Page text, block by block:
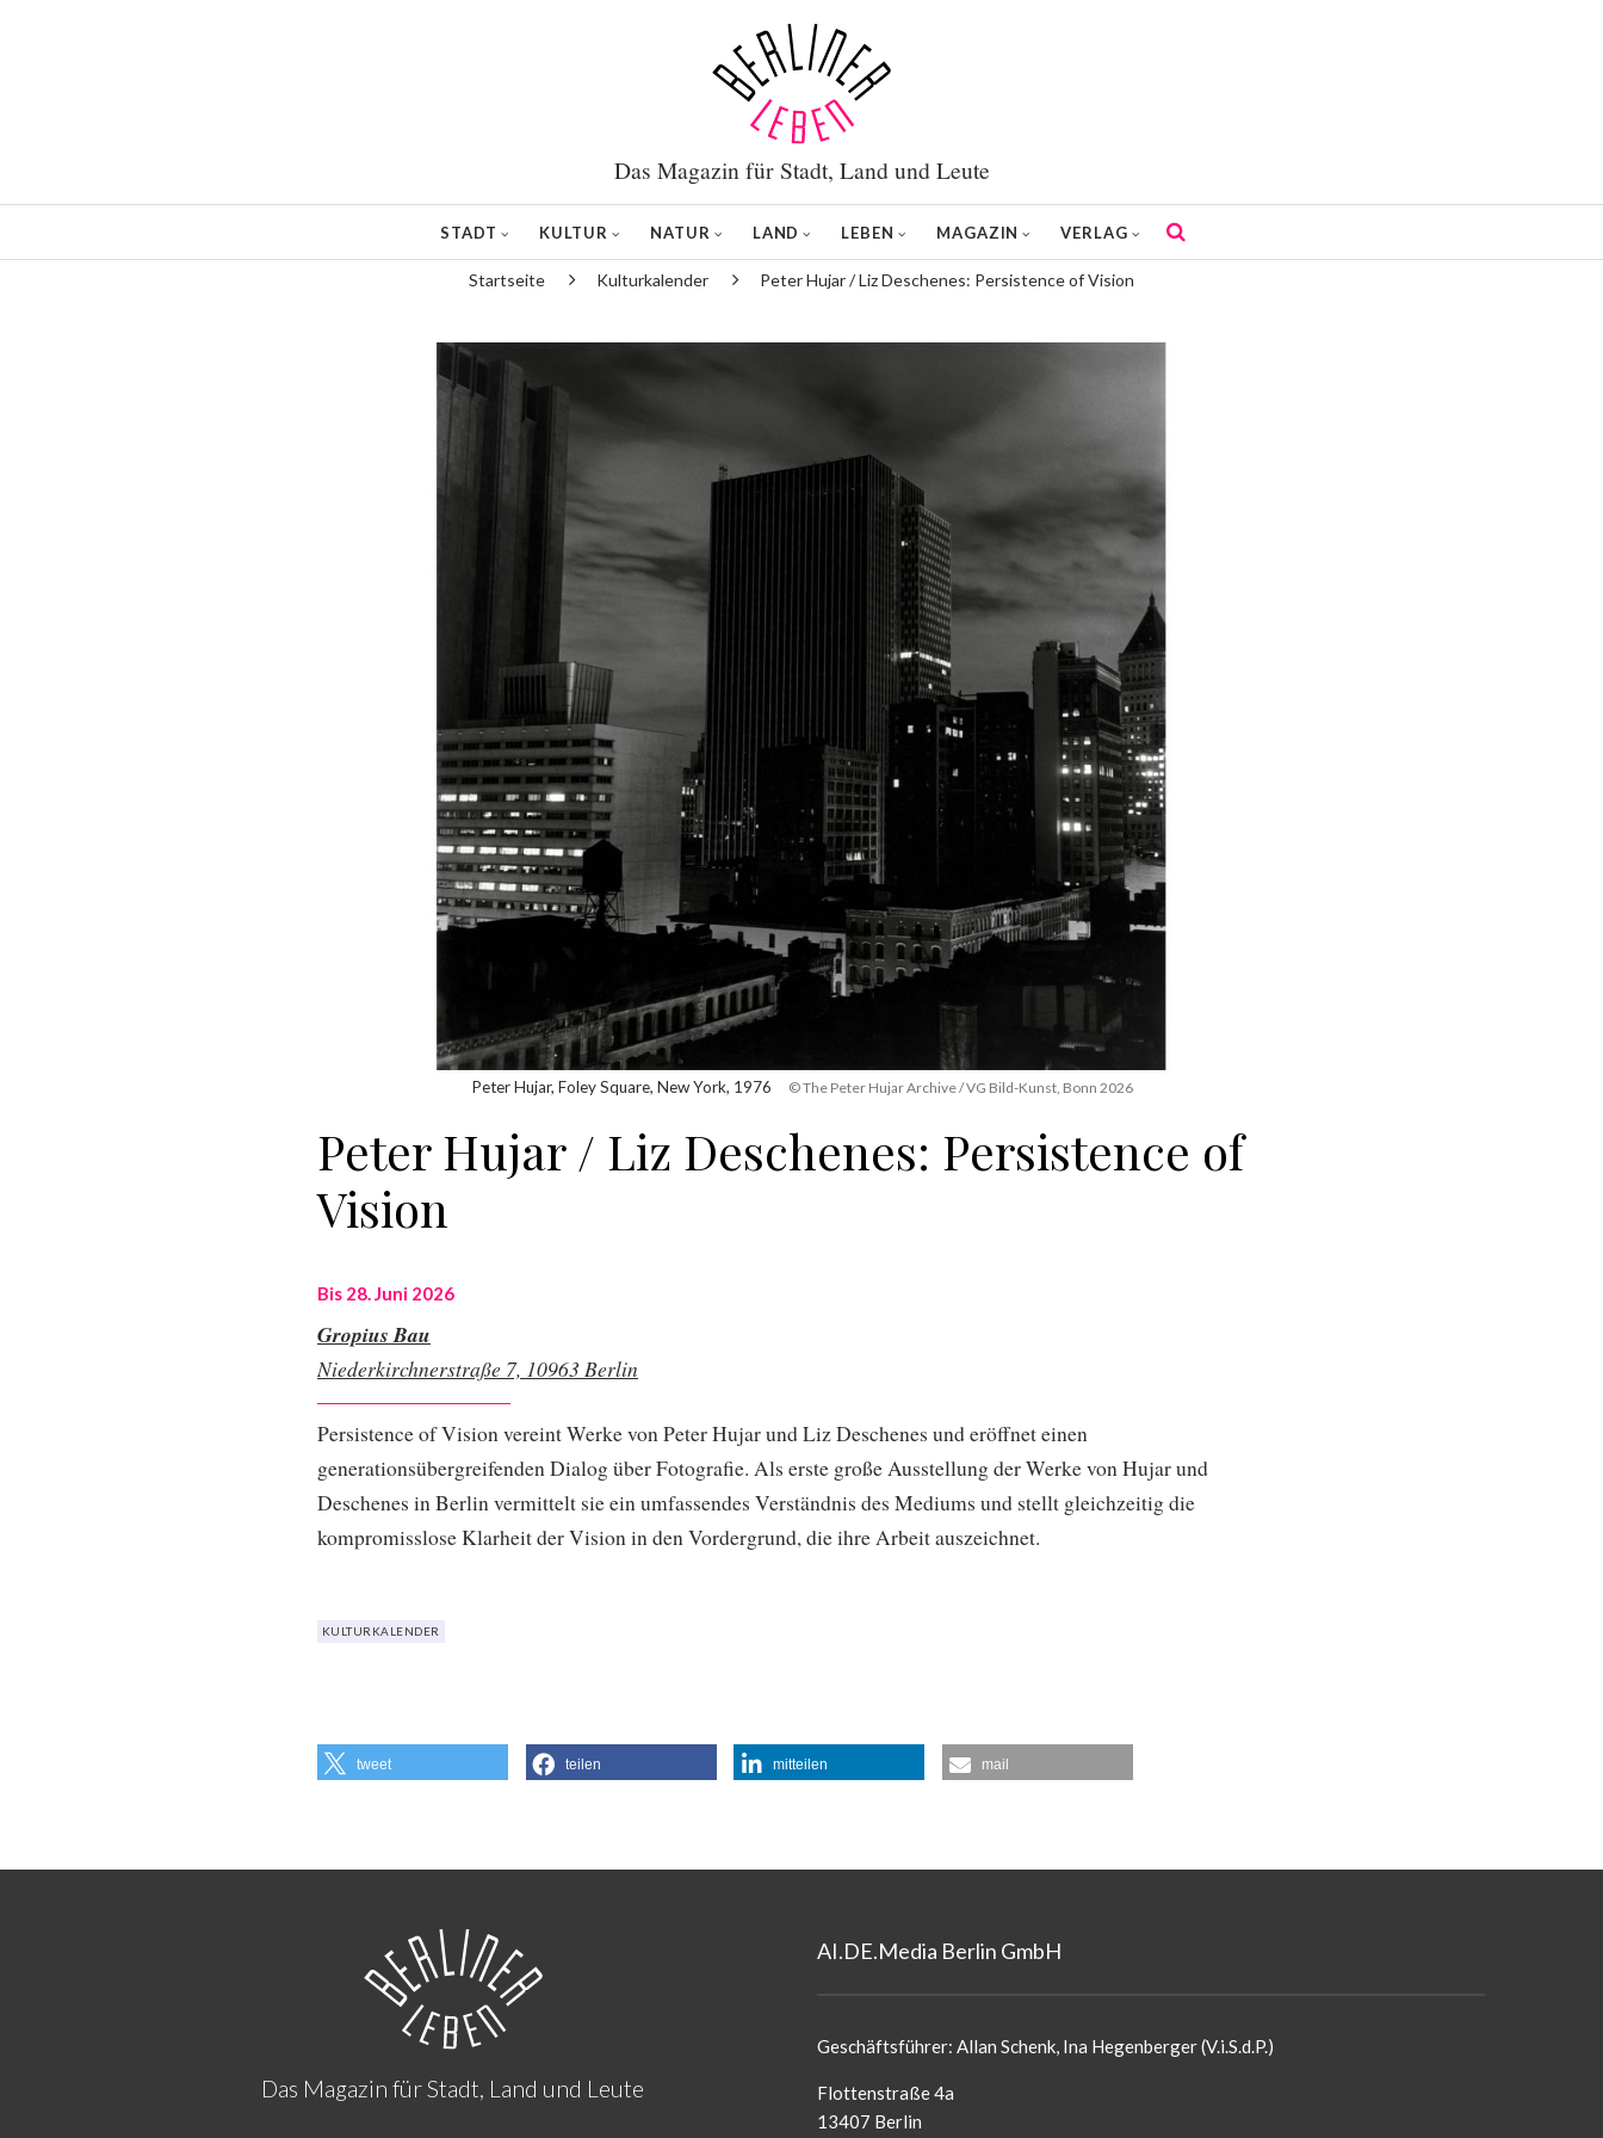
Das Magazin für Stadt, Land und Leute
STADT KULTUR NATUR LAND LEBEN MAGAZIN VERLAG
Startseite Kulturkalender Peter Hujar / Liz Deschenes: Persistence of Vision
Peter Hujar, Foley Square, New York, 1976 © The Peter Hujar Archive / VG Bild-Kunst, Bonn 2026
Peter Hujar / Liz Deschenes: Persistence of
Vision
Bis 28. Juni 2026
Gropius Bau
Niederkirchnerstraße 7, 10963 Berlin
Persistence of Vision vereint Werke von Peter Hujar und Liz Deschenes und eröffnet einen
generationsübergreifenden Dialog über Fotografie. Als erste große Ausstellung der Werke von Hujar und
Deschenes in Berlin vermittelt sie ein umfassendes Verständnis des Mediums und stellt gleichzeitig die
kompromisslose Klarheit der Vision in den Vordergrund, die ihre Arbeit auszeichnet.
KULTURKALENDER
tweet teilen mitteilen mail
Das Magazin für Stadt, Land und Leute
AI.DE.Media Berlin GmbH
Geschäftsführer: Allan Schenk, Ina Hegenberger (V.i.S.d.P.)
Flottenstraße 4a
13407 Berlin